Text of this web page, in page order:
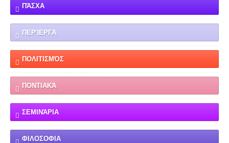
ΠΆΣΧΑ
ΠΕΡΊΕΡΓΑ
ΠΟΛΙΤΙΣΜΌΣ
ΠΟΝΤΙΑΚΆ
ΣΕΜΙΝΆΡΙΑ
ΦΙΛΟΣΟΦΙΑ